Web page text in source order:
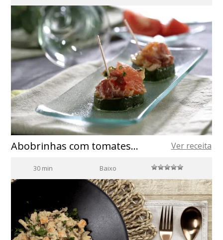
Abobrinhas com tomates e bacon Ver receita
30 min Baixo